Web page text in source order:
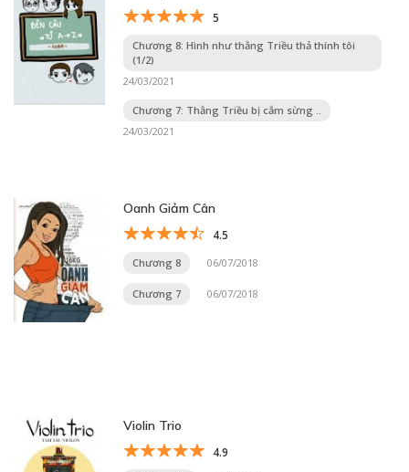
5
Chương 8: Hình như thằng Triều thả thính tôi
(1/2)
24/03/2021
Chương 7: Thằng Triều bị cắm sừng ..
24/03/2021
Oanh Giảm Cân
4.5
Chương 8 06/07/2018
Chương 7 06/07/2018
Violin Trio
4.9